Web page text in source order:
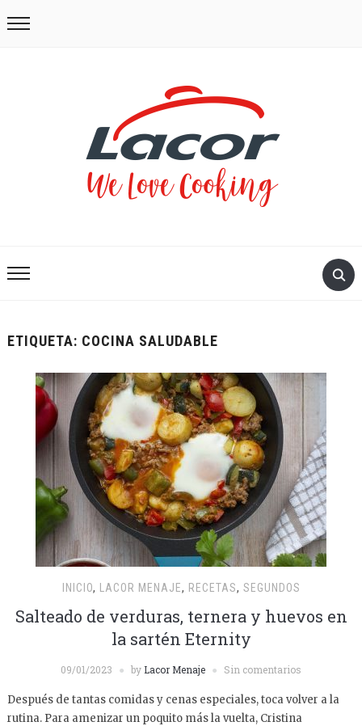
ETIQUETA: COCINA SALUDABLE
INICIO, LACOR MENAJE, RECETAS, SEGUNDOS
Salteado de verduras, ternera y huevos en
la sartén Eternity
09/01/2023 by Lacor Menaje Sin comentarios
Después de tantas comidas y cenas especiales, toca volver a la
rutina. Para amenizar un poquito más la vuelta, Cristina